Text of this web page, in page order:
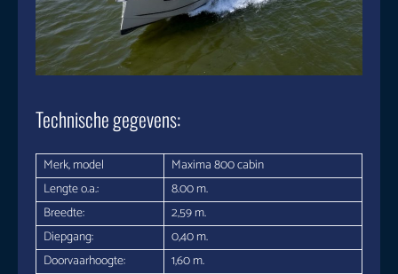
Technische gegevens:
Merk, model
Maxima 800 cabin
Lengte o.a.:
8.00 m.
Breedte:
2,59 m.
Diepgang:
0,40 m.
Doorvaarhoogte:
1,60 m.